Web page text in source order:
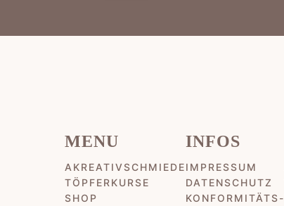
MENU
AKREATIVSCHMIEDE
TÖPFERKURSE
SHOP
INFOS
IMPRESSUM
DATENSCHUTZ
KONFORMITÄTS-